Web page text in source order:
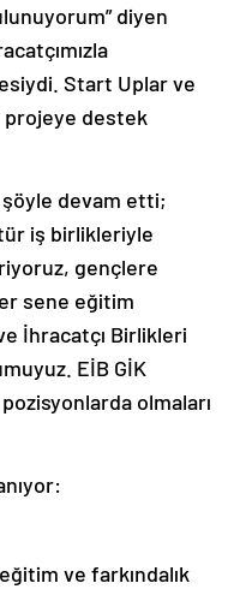
diyen
Start Uplar ve
projeye destek
şöyle devam etti;
tür iş birlikleriyle
gençlere
sene eğitim
İhracatçı Birlikleri
EİB GİK
olmaları
ve farkındalık